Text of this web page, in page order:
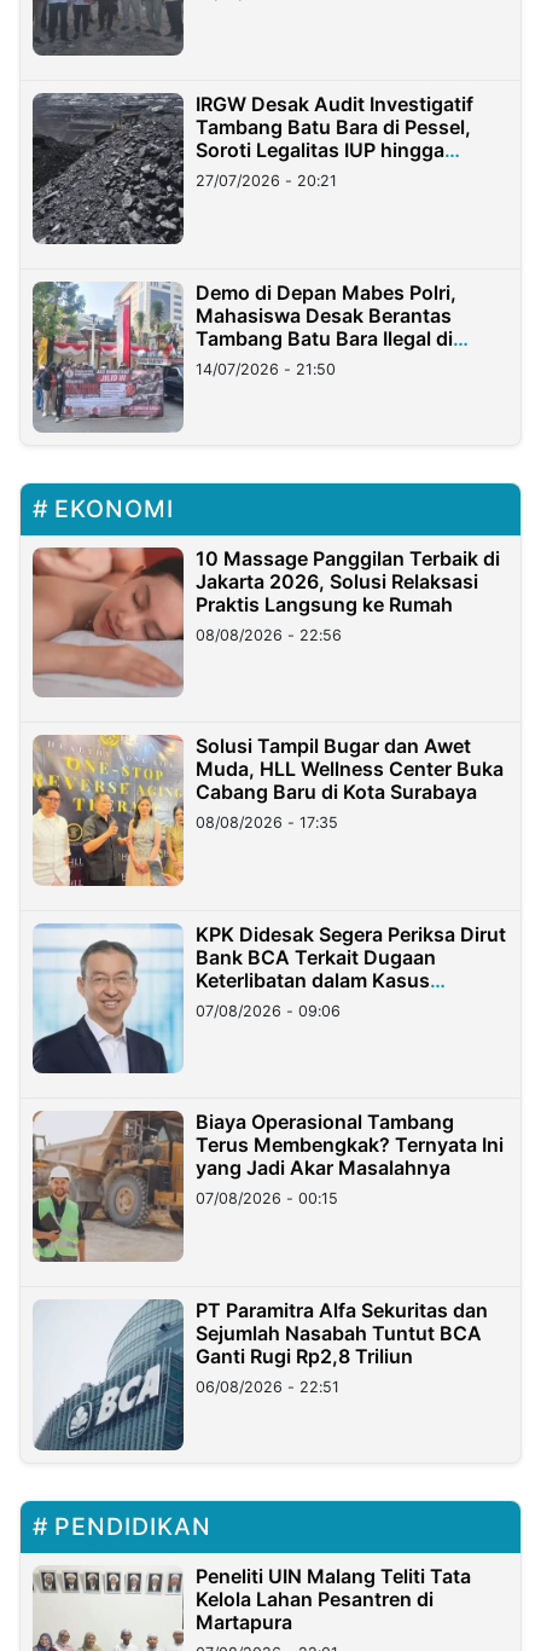
IRGW Desak Audit Investigatif
Tambang Batu Bara di Pessel,
Soroti Legalitas IUP hingga
Stockpile
27/07/2026 - 20:21
Demo di Depan Mabes Polri,
Mahasiswa Desak Berantas
Tambang Batu Bara Ilegal di
Lampung
14/07/2026 - 21:50
EKONOMI
10 Massage Panggilan Terbaik di
Jakarta 2026, Solusi Relaksasi
Praktis Langsung ke Rumah
08/08/2026 - 22:56
Solusi Tampil Bugar dan Awet
Muda, HLL Wellness Center Buka
Cabang Baru di Kota Surabaya
08/08/2026 - 17:35
KPK Didesak Segera Periksa Dirut
Bank BCA Terkait Dugaan
Keterlibatan dalam Kasus
Hilangnya Dana Nasabah Rp2,58
Miliar
07/08/2026 - 09:06
Biaya Operasional Tambang
Terus Membengkak? Ternyata Ini
yang Jadi Akar Masalahnya
07/08/2026 - 00:15
PT Paramitra Alfa Sekuritas dan
Sejumlah Nasabah Tuntut BCA
Ganti Rugi Rp2,8 Triliun
06/08/2026 - 22:51
PENDIDIKAN
Peneliti UIN Malang Teliti Tata
Kelola Lahan Pesantren di
Martapura